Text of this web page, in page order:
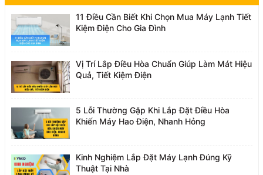
11 Điều Cần Biết Khi Chọn Mua Máy Lạnh Tiết
Kiệm Điện Cho Gia Đình
Vị Trí Lắp Điều Hòa Chuẩn Giúp Làm Mát Hiệu
Quả, Tiết Kiệm Điện
5 Lỗi Thường Gặp Khi Lắp Đặt Điều Hòa
Khiến Máy Hao Điện, Nhanh Hỏng
Kinh Nghiệm Lắp Đặt Máy Lạnh Đúng Kỹ
Thuật Tại Nhà